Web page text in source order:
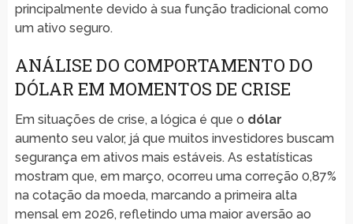
principalmente devido à sua função tradicional como
um ativo seguro.
ANÁLISE DO COMPORTAMENTO DO
DÓLAR EM MOMENTOS DE CRISE
Em situações de crise, a lógica é que o dólar
aumento seu valor, já que muitos investidores buscam
segurança em ativos mais estáveis. As estatísticas
mostram que, em março, ocorreu uma correção 0,87%
na cotação da moeda, marcando a primeira alta
mensal em 2026, refletindo uma maior aversão ao